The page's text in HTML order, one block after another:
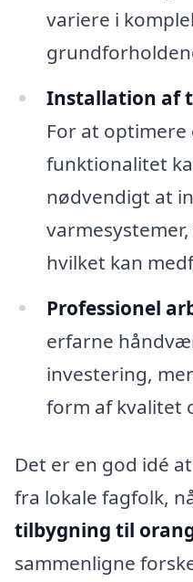
variere i
Installation af
For at
funktionalitet
nødvendigt at
hvilket kan
Professionel
erfarne
investering,
form af kvalitet
Det er en god idé
fra lokale fagfolk,
tilbygning til
sammenligne